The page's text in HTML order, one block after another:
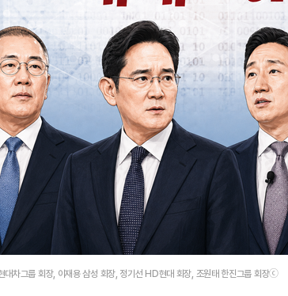
대차그룹 회장, 이재용 삼성 회장, 정기선 HD현대 회장, 조원태 한진그룹 회장ⓒ